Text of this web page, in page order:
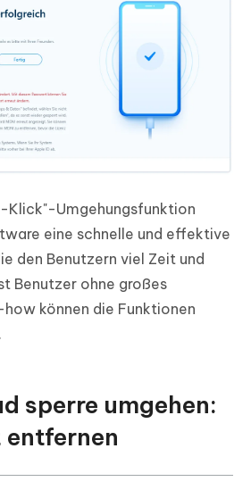
Klick"-Umgehungsfunktion
eine schnelle und effektive
den Benutzern viel Zeit und
Benutzer ohne großes
können die Funktionen
sperre umgehen:
entfernen